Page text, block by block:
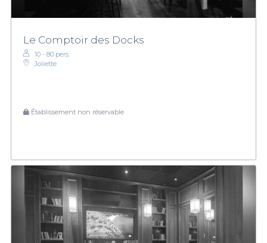
Le Comptoir des Docks
10 - 80 pers.
Joliette
Établissement non réservable